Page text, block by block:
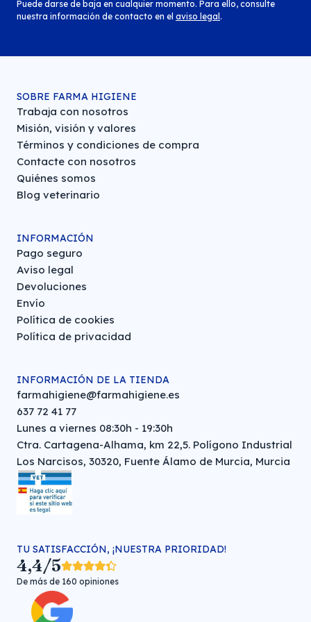
Puede darse de baja en cualquier momento. Para ello, consulte
nuestra información de contacto en el aviso legal .
SOBRE FARMA HIGIENE
Trabaja con nosotros
Misión, visión y valores
Términos y condiciones de compra
Contacte con nosotros
Quiénes somos
Blog veterinario
INFORMACIÓN
Pago seguro
Aviso legal
Devoluciones
Envío
Política de cookies
Política de privacidad
INFORMACIÓN DE LA TIENDA
farmahigiene@farmahigiene.es
637 72 41 77
Lunes a viernes 08:30h - 19:30h
Ctra. Cartagena-Alhama, km 22,5. Polígono Industrial
Los Narcisos, 30320, Fuente Álamo de Murcia, Murcia
TU SATISFACCIÓN, ¡NUESTRA PRIORIDAD!
4,4/5
De más de 160 opiniones